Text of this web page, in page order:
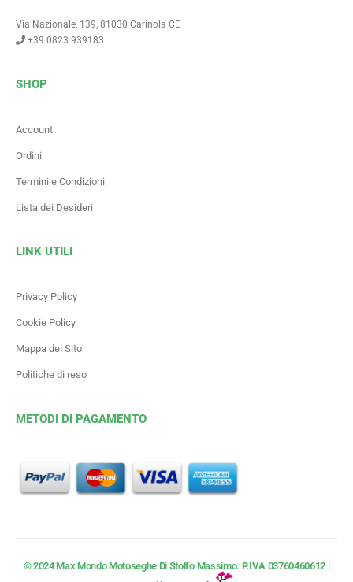
Via Nazionale, 139, 81030 Carinola CE
+39 0823 939183
SHOP
Account
Ordini
Termini e Condizioni
Lista dei Desideri
LINK UTILI
Privacy Policy
Cookie Policy
Mappa del Sito
Politiche di reso
METODI DI PAGAMENTO
© 2024 Max Mondo Motoseghe Di Stolfo Massimo. P.IVA 03760460612 |